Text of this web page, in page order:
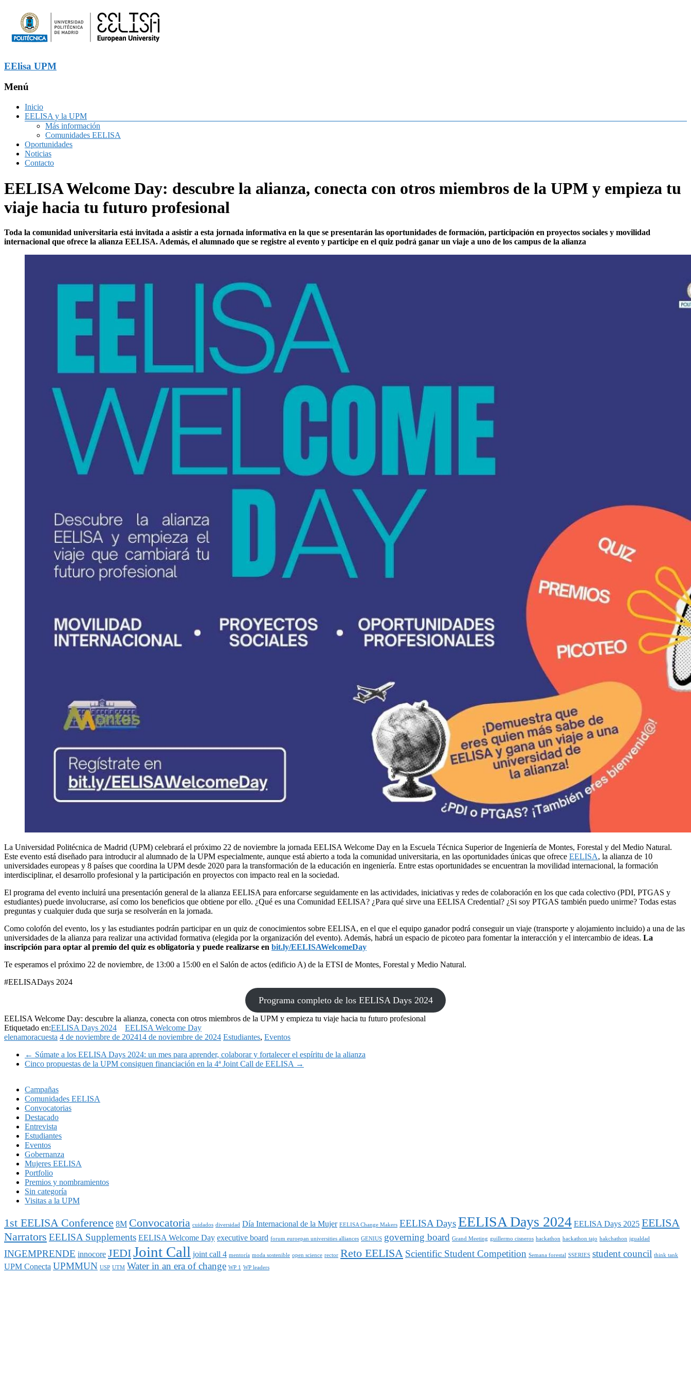
EElisa UPM
Menú
Inicio
EELISA y la UPM
Más información
Comunidades EELISA
Oportunidades
Noticias
Contacto
EELISA Welcome Day: descubre la alianza, conecta con otros miembros de la UPM y empieza tu
viaje hacia tu futuro profesional
Toda la comunidad universitaria está invitada a asistir a esta jornada informativa en la que se presentarán las oportunidades de formación, participación en proyectos sociales y movilidad
internacional que ofrece la alianza EELISA. Además, el alumnado que se registre al evento y participe en el quiz podrá ganar un viaje a uno de los campus de la alianza
La Universidad Politécnica de Madrid (UPM) celebrará el próximo 22 de noviembre la jornada EELISA Welcome Day en la Escuela Técnica Superior de Ingeniería de Montes, Forestal y del Medio Natural.
Este evento está diseñado para introducir al alumnado de la UPM especialmente, aunque está abierto a toda la comunidad universitaria, en las oportunidades únicas que ofrece EELISA, la alianza de 10
universidades europeas y 8 países que coordina la UPM desde 2020 para la transformación de la educación en ingeniería. Entre estas oportunidades se encuentran la movilidad internacional, la formación
interdisciplinar, el desarrollo profesional y la participación en proyectos con impacto real en la sociedad.
El programa del evento incluirá una presentación general de la alianza EELISA para enforcarse seguidamente en las actividades, iniciativas y redes de colaboración en los que cada colectivo (PDI, PTGAS y
estudiantes) puede involucrarse, así como los beneficios que obtiene por ello. ¿Qué es una Comunidad EELISA? ¿Para qué sirve una EELISA Credential? ¿Si soy PTGAS también puedo unirme? Todas estas
preguntas y cualquier duda que surja se resolverán en la jornada.
Como colofón del evento, los y las estudiantes podrán participar en un quiz de conocimientos sobre EELISA, en el que el equipo ganador podrá conseguir un viaje (transporte y alojamiento incluido) a una de las
universidades de la alianza para realizar una actividad formativa (elegida por la organización del evento). Además, habrá un espacio de picoteo para fomentar la interacción y el intercambio de ideas. La
inscripción para optar al premio del quiz es obligatoria y puede realizarse en bit.ly/EELISAWelcomeDay
Te esperamos el próximo 22 de noviembre, de 13:00 a 15:00 en el Salón de actos (edificio A) de la ETSI de Montes, Forestal y Medio Natural.
#EELISADays 2024
Programa completo de los EELISA Days 2024
EELISA Welcome Day: descubre la alianza, conecta con otros miembros de la UPM y empieza tu viaje hacia tu futuro profesional
Etiquetado en:EELISA Days 2024
EELISA Welcome Day
elenamoracuesta 4 de noviembre de 202414 de noviembre de 2024 Estudiantes, Eventos
← Súmate a los EELISA Days 2024: un mes para aprender, colaborar y fortalecer el espíritu de la alianza
Cinco propuestas de la UPM consiguen financiación en la 4ª Joint Call de EELISA →
Campañas
Comunidades EELISA
Convocatorias
Destacado
Entrevista
Estudiantes
Eventos
Gobernanza
Mujeres EELISA
Portfolio
Premios y nombramientos
Sin categoría
Visitas a la UPM
1st EELISA Conference 8M Convocatoria cuidados diversidad Día Internacional de la Mujer EELISA Change Makers EELISA DaysEELISA Days 2024 EELISA Days 2025 EELISA
Narrators EELISA Supplements EELISA Welcome Day executive board forum euroepan universities alliances GENIUS governing board Grand Meeting guillermo cisneros hackathon hackathon tajo hakchathon igualdad
INGEMPRENDE innocore JEDIJoint Call joint call 4 mentoría moda sostenible open science rector Reto EELISA Scientific Student Competition Semana forestal SSERIES student council think tank
UPM Conecta UPMMUN USP UTM Water in an era of change WP 1 WP leaders